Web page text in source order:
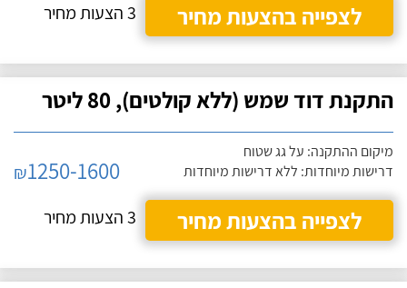
לצפייה בהצעות מחיר
3 הצעות מחיר
התקנת דוד שמש (ללא קולטים), 80 ליטר
מיקום ההתקנה: על גג שטוח
דרישות מיוחדות: ללא דרישות מיוחדות
₪1250-1600
לצפייה בהצעות מחיר
3 הצעות מחיר